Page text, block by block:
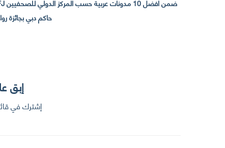
حاكم دبي بجائزة رواد التواصل
إبق
إشترك في